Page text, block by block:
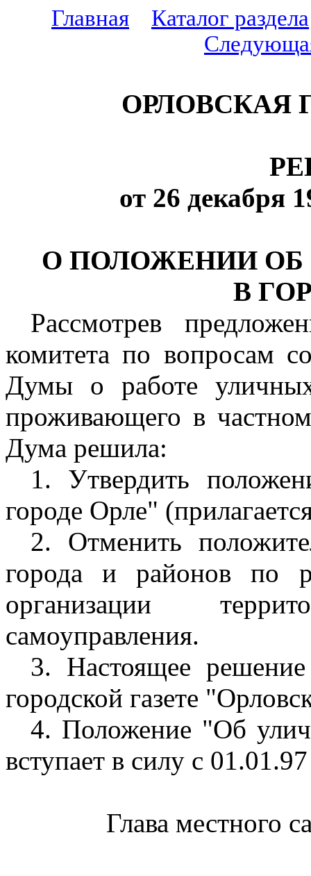
Главная
Каталог раздела
ОРЛОВСКАЯ
от 26 декабря
О ПОЛОЖЕНИИ
В
Рассмотрев
комитета по вопросам
Думы о работе
проживающего в частном
Дума решила:
1. Утвердить
городе Орле"
2. Отменить
города и районов по
организации
самоуправления.
3. Настоящее
городской газете
4. Положение "Об
вступает в силу с 01.01.97
Глава